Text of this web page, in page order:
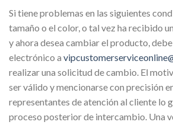
Si tiene problemas en las siguientes
tamaño o el color, o tal vez ha recibido
y ahora desea cambiar el producto,
electrónico a
realizar una solicitud de cambio. El
ser válido y mencionarse con precisión
representantes de atención al cliente lo
proceso posterior de intercambio. Una